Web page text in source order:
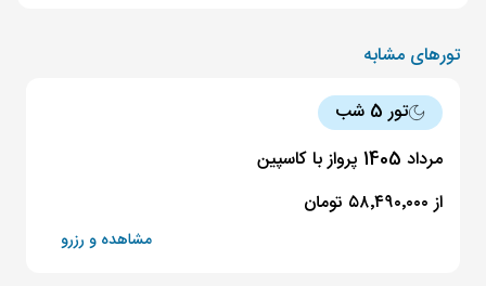
تورهای مشابه
تور 5 شب
مرداد 1405 پرواز با کاسپین
از ۵۸٬۴۹۰٬۰۰۰ تومان
مشاهده و رزرو